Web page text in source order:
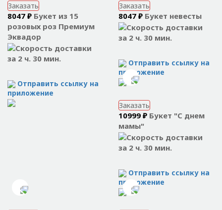
Заказать
8047 ₽ Букет из 15
розовых роз Премиум
Эквадор
за 2 ч. 30 мин.
Отправить ссылку на
приложение
Заказать
8047 ₽ Букет невесты
за 2 ч. 30 мин.
Отправить ссылку на
приложение
Заказать
10999 ₽ Букет "С днем
мамы"
за 2 ч. 30 мин.
Отправить ссылку на
приложение